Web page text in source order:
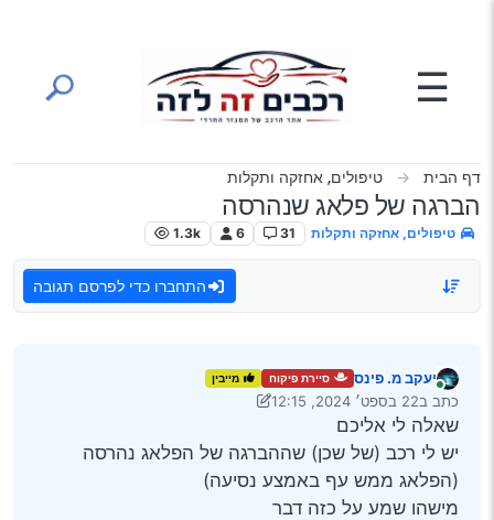
☰
דף הבית טיפולים, אחזקה ותקלות
הברגה של פלאג שנהרסה
טיפולים, אחזקה ותקלות 31
6
1.3k
התחברו כדי לפרסם תגובה
מחובר
יעקב מ. פינס סיירת פיקוח מייבין
כתב ב22 בספט׳ 2024, 12:15
נערך לאחרונה על ידי יעקב מ. פינס
שאלה לי אליכם
יש לי רכב (של שכן) שההברגה של הפלאג נהרסה
(הפלאג ממש עף באמצע נסיעה)
מישהו שמע על כזה דבר